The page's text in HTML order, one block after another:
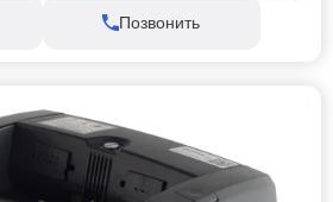
Позвонить